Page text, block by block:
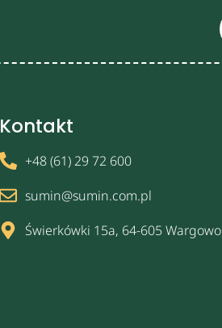
Kontakt
+48 (61) 29 72 600
sumin@sumin.com.pl
Świerkówki 15a, 64-605 Wargowo